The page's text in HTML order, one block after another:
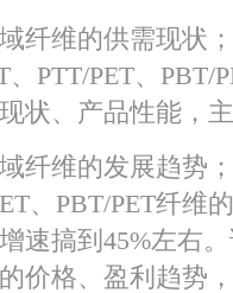
纤维的供需现状
、PTT/PET、
状、产品性能，
纤维的发展趋势
、PBT/PET纤维
速搞到45%左右
价格、盈利趋势